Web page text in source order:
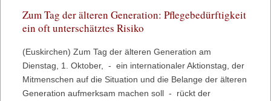
teurer
Zum Tag der älteren Generation: Pflegebedürftigkeit
ein oft unterschätztes Risiko
(Euskirchen) Zum Tag der älteren Generation am
Dienstag, 1. Oktober, - ein internationaler Aktionstag, der
Mitmenschen auf die Situation und die Belange der älteren
Generation aufmerksam machen soll - rückt der